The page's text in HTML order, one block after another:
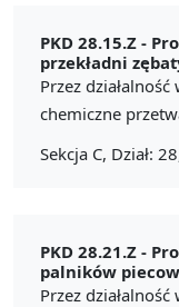
PKD 28.15.Z -
przekładni
Przez
chemiczne
Sekcja C, Dział:
PKD 28.21.Z -
palników
Przez